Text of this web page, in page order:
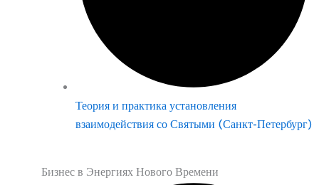
Теория и практика установления
взаимодействия со Святыми (Санкт-Петербург)
Бизнес в Энергиях Нового Времени